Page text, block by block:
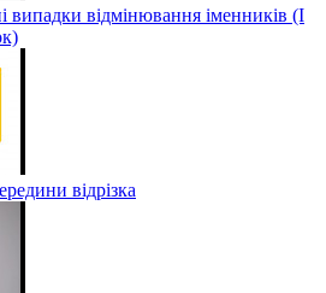
випадки відмінювання іменників (І
відрізка